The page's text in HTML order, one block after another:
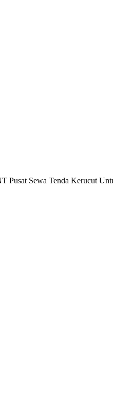
Sewa Tenda Kerucut